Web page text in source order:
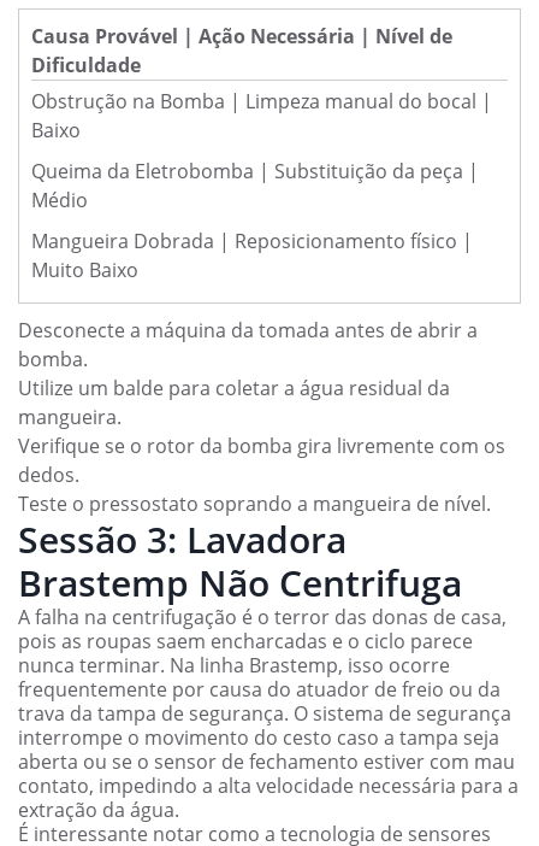
Causa Provável | Ação Necessária | Nível de
Dificuldade
Obstrução na Bomba | Limpeza manual do bocal |
Baixo
Queima da Eletrobomba | Substituição da peça |
Médio
Mangueira Dobrada | Reposicionamento físico |
Muito Baixo
Desconecte a máquina da tomada antes de abrir a
bomba.
Utilize um balde para coletar a água residual da
mangueira.
Verifique se o rotor da bomba gira livremente com os
dedos.
Teste o pressostato soprando a mangueira de nível.
Sessão 3: Lavadora
Brastemp Não Centrifuga
A falha na centrifugação é o terror das donas de casa,
pois as roupas saem encharcadas e o ciclo parece
nunca terminar. Na linha Brastemp, isso ocorre
frequentemente por causa do atuador de freio ou da
trava da tampa de segurança. O sistema de segurança
interrompe o movimento do cesto caso a tampa seja
aberta ou se o sensor de fechamento estiver com mau
contato, impedindo a alta velocidade necessária para a
extração da água.
É interessante notar como a tecnologia de sensores